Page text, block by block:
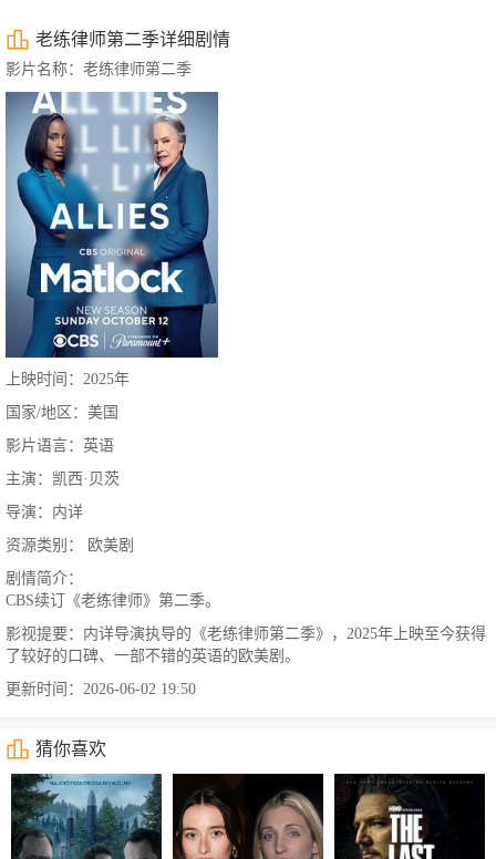
老练律师第二季详细剧情
影片名称：老练律师第二季
上映时间：2025年
国家/地区：美国
影片语言：英语
主演：凯西·贝茨
导演：内详
资源类别： 欧美剧
剧情简介：
CBS续订《老练律师》第二季。
影视提要：内详导演执导的《老练律师第二季》，2025年上映至今获得
了较好的口碑、一部不错的英语的欧美剧。
更新时间：2026-06-02 19:50
猜你喜欢